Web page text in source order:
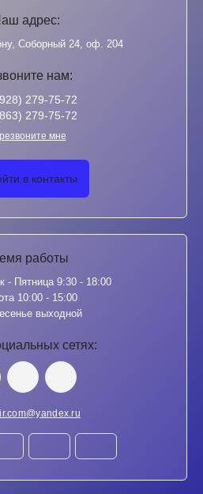
адрес:
Соборный 24, оф. 204
нам:
279-75-72
279-75-72
мне
в контакты
работы
- Пятница 9:30 - 18:00
10:00 - 15:00
выходной
сетях: